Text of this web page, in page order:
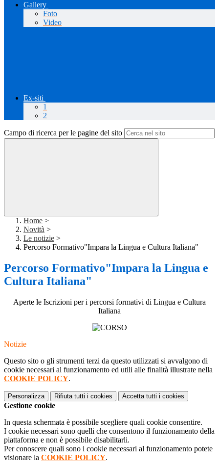
Gallery
Foto
Video
Ex-siti
1
2
Campo di ricerca per le pagine del sito
Home >
Novità >
Le notizie >
Percorso Formativo"Impara la Lingua e Cultura Italiana"
Percorso Formativo"Impara la Lingua e
Cultura Italiana"
Aperte le Iscrizioni per i percorsi formativi di Lingua e Cultura
Italiana
Notizie
Questo sito o gli strumenti terzi da questo utilizzati si avvalgono di
cookie necessari al funzionamento ed utili alle finalità illustrate nella
COOKIE POLICY.
Personalizza Rifiuta tutti i cookies Accetta tutti i cookies
Gestione cookie
In questa schermata è possibile scegliere quali cookie consentire.
I cookie necessari sono quelli che consentono il funzionamento della
piattaforma e non è possibile disabilitarli.
Per conoscere quali sono i cookie necessari al funzionamento potete
visionare la COOKIE POLICY.